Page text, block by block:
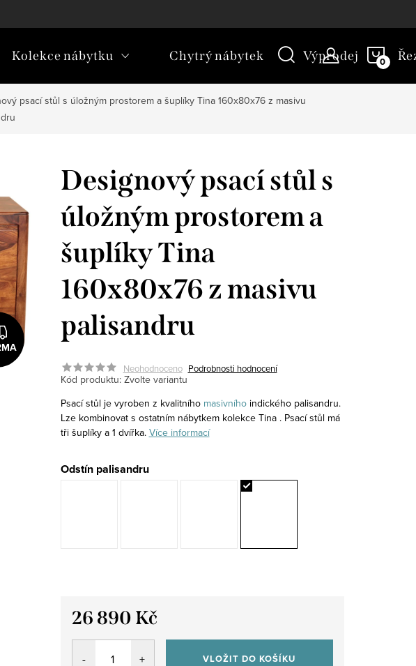
ke stažení
Kolekce nábytku Chytrý nábytek Výprodej
psací stůl s úložným prostorem a šuplíky Tina 160x80x76 z masivu
Designový psací stůl s
úložným prostorem a
šuplíky Tina
160x80x76 z masivu
palisandru
Neohodnoceno Podrobnosti hodnocení
Kód produktu: Zvolte variantu
Psací stůl je vyroben z kvalitního masivníhoindického palisandru.
Lze kombinovat s ostatním nábytkem kolekce Tina . Psací stůl má
tři šuplíky a 1 dvířka. Více informací
Odstín palisandru
26 890 Kč
Měrná
VLOŽIT DO KOŠÍKU